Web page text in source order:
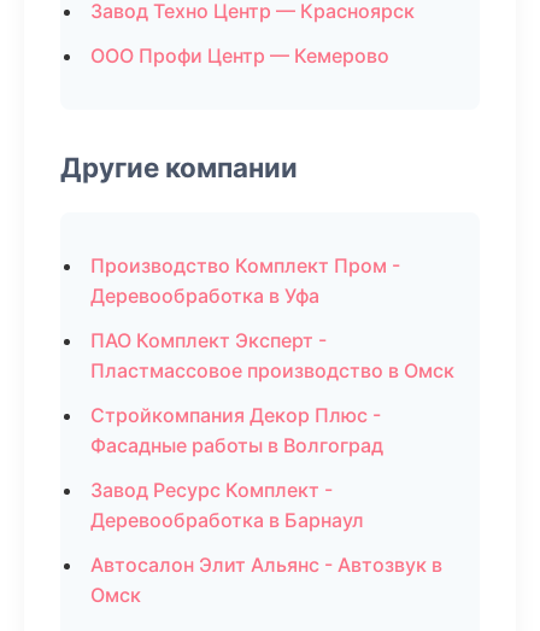
Завод Техно Центр — Красноярск
ООО Профи Центр — Кемерово
Другие компании
Производство Комплект Пром -
Деревообработка в Уфа
ПАО Комплект Эксперт -
Пластмассовое производство в Омск
Стройкомпания Декор Плюс -
Фасадные работы в Волгоград
Завод Ресурс Комплект -
Деревообработка в Барнаул
Автосалон Элит Альянс - Автозвук в
Омск